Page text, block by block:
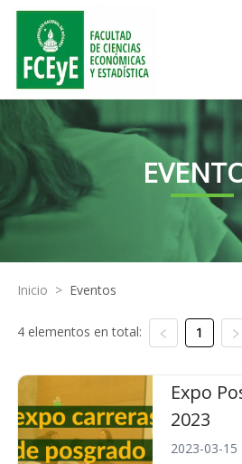
Inicio > Eventos
4 elementos en total: 1
Expo
2023
2023-03-15